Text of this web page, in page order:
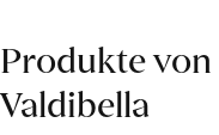
Produkte
Valdibella